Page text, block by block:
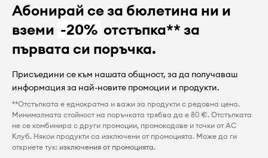
Абонирай се за бюлетина ни и
вземи -20% отстъпка** за
първата си поръчка.
Присъедини се към нашата общност, за да получаваш
информация за най-новите промоции и продукти.
**Отстъпката е еднократна и важи за продукти с редовна цена.
Минималната стойност на поръчката трябва да е 80 €. Отстъпката
не се комбинира с други промоции, промокодове и точки от AC
Клуб. Някои продукти са изключени от промоцията. Може да ги
откриете тук: изключения от промоцията.